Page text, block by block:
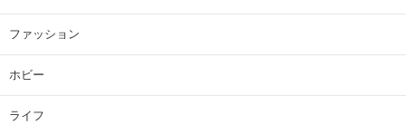
ファッション
ホビー
ライフ